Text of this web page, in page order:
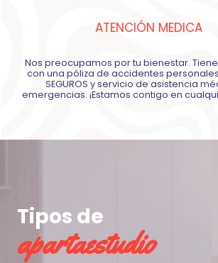
ATENCIÓN MEDICA
Nos preocupamos por tu bienestar.
con una póliza de accidentes personales
SEGUROS y servicio de asistencia
emergencias. ¡Estamos contigo en
Tipos de
apartaestudio